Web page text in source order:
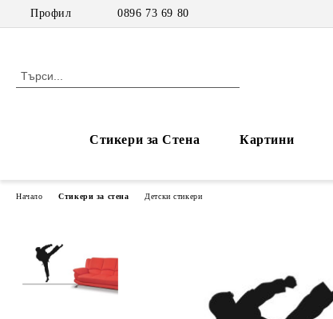
Профил 0896 73 69 80
Стикери за Стена Картини
Начало Стикери за стена Детски стикери